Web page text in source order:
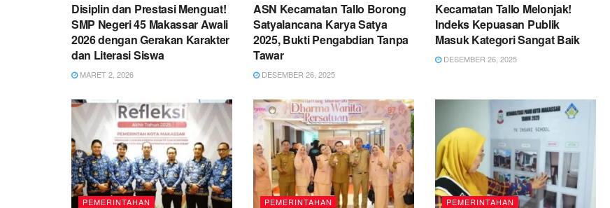
Disiplin dan Prestasi Menguat!
SMP Negeri 45 Makassar Awali
2026 dengan Gerakan Karakter
dan Literasi Siswa
MARET 2, 2026
ASN Kecamatan Tallo Borong
Satyalancana Karya Satya
2025, Bukti Pengabdian Tanpa
Tawar
DESEMBER 26, 2025
Kecamatan Tallo Melonjak!
Indeks Kepuasan Publik
Masuk Kategori Sangat Baik
DESEMBER 26, 2025
PEMERINTAHAN PEMERINTAHAN PEMERINTAHAN